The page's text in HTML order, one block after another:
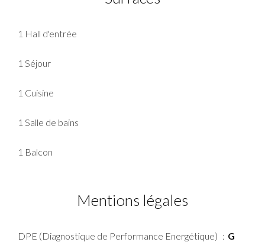
1 Hall d'entrée
1 Séjour
1 Cuisine
1 Salle de bains
1 Balcon
Mentions légales
DPE (Diagnostique de Performance Energétique) G